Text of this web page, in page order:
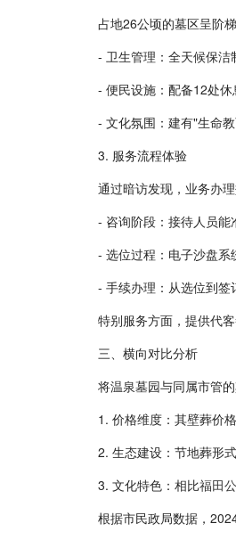
占地26公顷的墓区呈阶
- 卫生管理：全天候保
- 便民设施：配备12处休
- 文化氛围：建有"生命
3. 服务流程体验
通过暗访发现，业务办理
- 咨询阶段：接待人员
- 选位过程：电子沙盘
- 手续办理：从选位到签
特别服务方面，提供代
三、横向对比分析
将温泉墓园与同属市管
1. 价格维度：其壁葬价
2. 生态建设：节地葬形
3. 文化特色：相比福田
根据市民政局数据，